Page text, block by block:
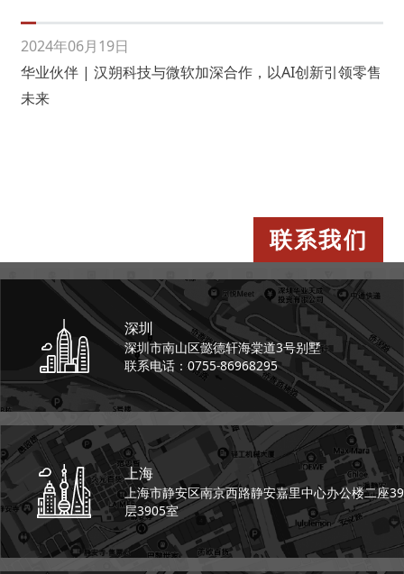
2024年06月19日
华业伙伴 | 汉朔科技与微软加深合作，以AI创新引领零售
未来
联系我们
深圳
深圳市南山区懿德轩海棠道3号别墅
联系电话：0755-86968295
上海
上海市静安区南京西路静安嘉里中心办公楼二座39
层3905室